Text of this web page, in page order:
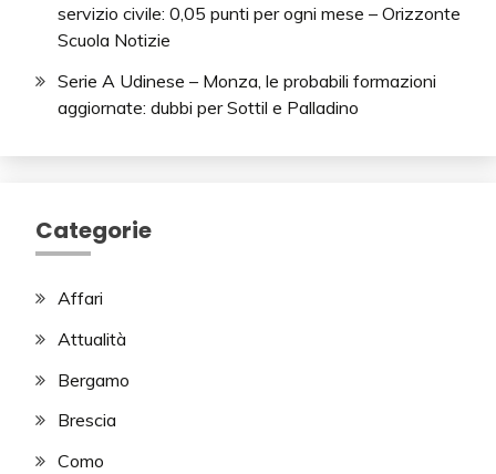
servizio civile: 0,05 punti per ogni mese – Orizzonte
Scuola Notizie
Serie A Udinese – Monza, le probabili formazioni
aggiornate: dubbi per Sottil e Palladino
Categorie
Affari
Attualità
Bergamo
Brescia
Como